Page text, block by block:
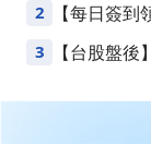
2
【每日簽
Points
3 【台股盤